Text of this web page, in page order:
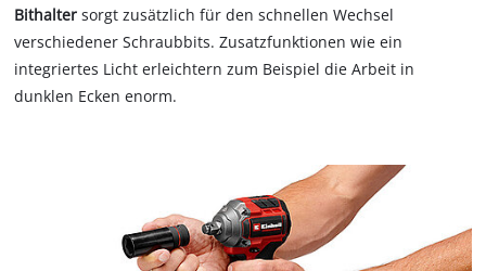
Bithalter sorgt zusätzlich für den schnellen Wechsel
verschiedener Schraubbits. Zusatzfunktionen wie ein
integriertes Licht erleichtern zum Beispiel die Arbeit in
dunklen Ecken enorm.